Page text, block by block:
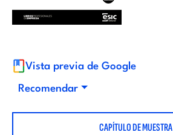
d
o
r
Vista previa de Google
Recomendar
CAPÍTULO DE MUESTRA